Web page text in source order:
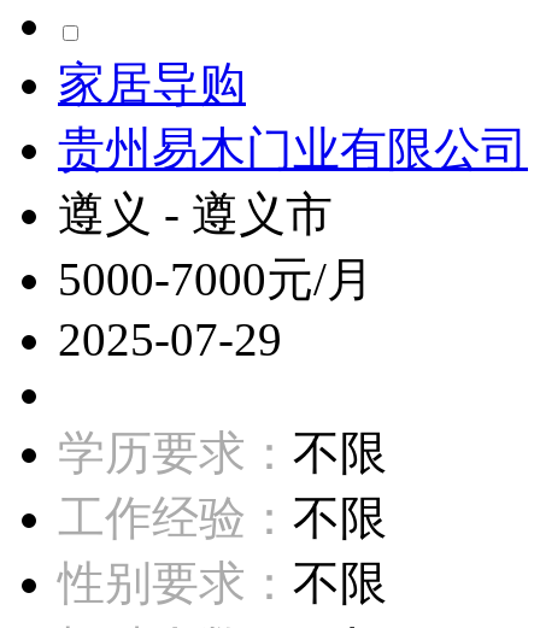
家居导购
贵州易木门业有限公司
遵义 - 遵义市
5000-7000元/月
2025-07-29
学历要求： 不限
工作经验： 不限
性别要求： 不限